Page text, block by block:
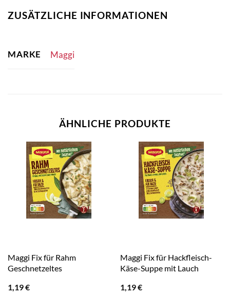
ZUSÄTZLICHE INFORMATIONEN
MARKE Maggi
ÄHNLICHE PRODUKTE
Maggi Fix für Rahm
Geschnetzeltes
1,19€
Maggi Fix für Hackfleisch-
Käse-Suppe mit Lauch
1,19€